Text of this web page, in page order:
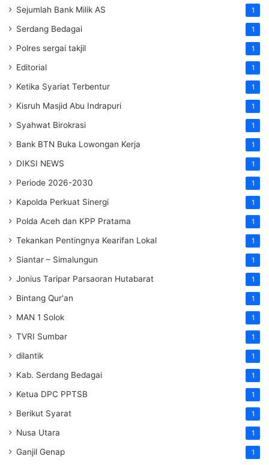
Sejumlah Bank Milik AS 1
Serdang Bedagai 1
Polres sergai takjil 1
Editorial 1
Ketika Syariat Terbentur 1
Kisruh Masjid Abu Indrapuri 1
Syahwat Birokrasi 1
Bank BTN Buka Lowongan Kerja 1
DIKSI NEWS 1
Periode 2026-2030 1
Kapolda Perkuat Sinergi 1
Polda Aceh dan KPP Pratama 1
Tekankan Pentingnya Kearifan Lokal 1
Siantar – Simalungun 1
Jonius Taripar Parsaoran Hutabarat 1
Bintang Qur'an 1
MAN 1 Solok 1
TVRI Sumbar 1
dilantik 1
Kab. Serdang Bedagai 1
Ketua DPC PPTSB 1
Berikut Syarat 1
Nusa Utara 1
Ganjil Genap 1